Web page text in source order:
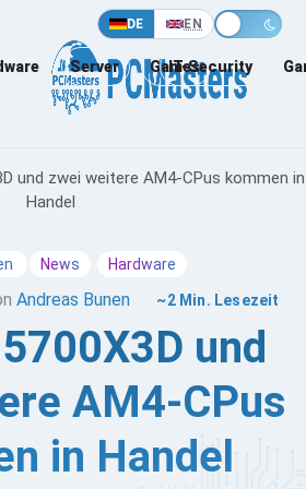
DE EN
Server Games
IT-Security
und zwei weitere AM4-CPus kommen in
Handel
News Hardware
Andreas Bunen ~2 Min. Lesezeit
und
AM4-CPus
in Handel